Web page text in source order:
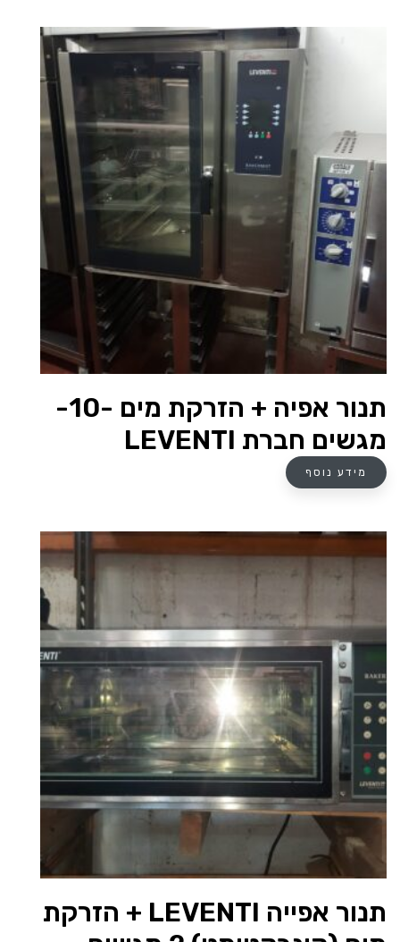
תנור אפיה + הזרקת מים -10-
מגשים חברת LEVENTI
מידע נוסף
תנור אפייה LEVENTI + הזרקת